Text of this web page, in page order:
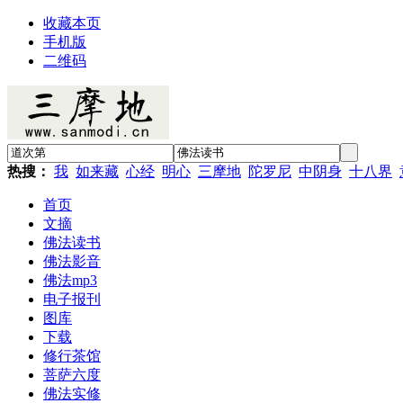
收藏本页
手机版
二维码
热搜： 我 如来藏 心经 明心 三摩地 陀罗尼 中阴身 十八界
首页
文摘
佛法读书
佛法影音
佛法mp3
电子报刊
图库
下载
修行茶馆
菩萨六度
佛法实修